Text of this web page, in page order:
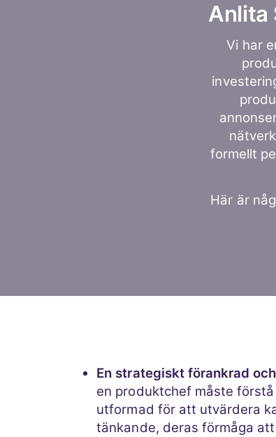
Anlita
Vi har
formellt
Här är
En strategiskt förankrad
en produktchef måste
utformad för att utvärdera
tänkande, deras förmåga